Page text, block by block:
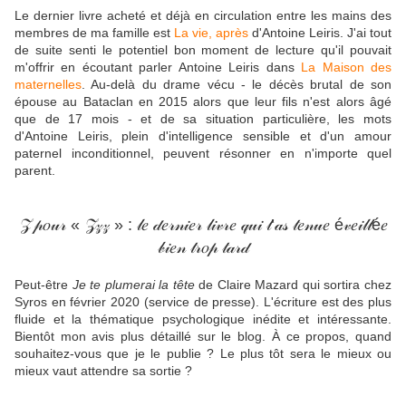
Le dernier livre acheté et déjà en circulation entre les mains des
membres de ma famille est La vie, après d'Antoine Leiris. J'ai tout
de suite senti le potentiel bon moment de lecture qu'il pouvait
m'offrir en écoutant parler Antoine Leiris dans La Maison des
maternelles . Au-delà du drame vécu - le décès brutal de son
épouse au Bataclan en 2015 alors que leur fils n'est alors âgé
que de 17 mois - et de sa situation particulière, les mots
d'Antoine Leiris, plein d'intelligence sensible et d'un amour
paternel inconditionnel, peuvent résonner en n'importe quel
parent.
𝒵 𝓅𝑜𝓊𝓇 « 𝒵𝓏𝓏 » : 𝓁𝑒 𝒹𝑒𝓇𝓃𝒾𝑒𝓇 𝓁𝒾𝓋𝓇𝑒 𝓆𝓊𝒾 𝓉’𝒶𝓈 𝓉𝑒𝓃𝓊𝑒 é𝓋𝑒𝒾𝓁𝓁é𝑒
𝒷𝒾𝑒𝓃 𝓉𝓇𝑜𝓅 𝓉𝒶𝓇𝒹
Peut-être Je te plumerai la têtede Claire Mazard qui sortira chez
Syros en février 2020 (service de presse). L'écriture est des plus
fluide et la thématique psychologique inédite et intéressante.
Bientôt mon avis plus détaillé sur le blog. À ce propos, quand
souhaitez-vous que je le publie ? Le plus tôt sera le mieux ou
mieux vaut attendre sa sortie ?